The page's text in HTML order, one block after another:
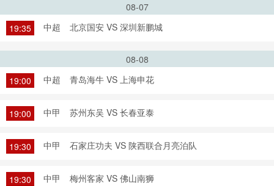
08-07
19:35
中超 北京国安 VS 深圳新鹏城
08-08
19:00
中超 青岛海牛 VS 上海申花
19:00 中甲 苏州东吴 VS 长春亚泰
19:30 中甲 石家庄功夫 VS 陕西联合月亮泊队
19:30 中甲 梅州客家 VS 佛山南狮